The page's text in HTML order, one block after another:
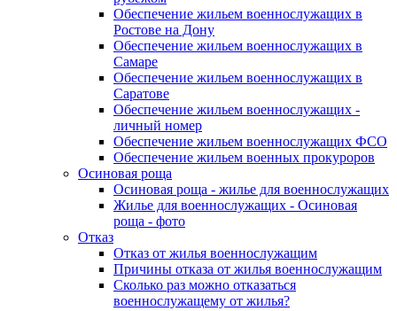
Обеспечение жильем военнослужащих в
Ростове на Дону
Обеспечение жильем военнослужащих в
Самаре
Обеспечение жильем военнослужащих в
Саратове
Обеспечение жильем военнослужащих -
личный номер
Обеспечение жильем военнослужащих ФСО
Обеспечение жильем военных прокуроров
Осиновая роща
Осиновая роща - жилье для военнослужащих
Жилье для военнослужащих - Осиновая
роща - фото
Отказ
Отказ от жилья военнослужащим
Причины отказа от жилья военнослужащим
Сколько раз можно отказаться
военнослужащему от жилья?